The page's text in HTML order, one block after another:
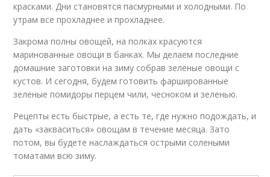
красками. Дни становятся пасмурными и холодными. По
утрам все прохладнее и прохладнее.
Закрома полны овощей, на полках красуются
маринованные овощи в банках. Мы делаем последние
домашние заготовки на зиму собрав зеленые овощи с
кустов. И сегодня, будем готовить фаршированные
зеленые помидоры перцем чили, чесноком и зеленью.
Рецепты есть быстрые, а есть те, где нужно подождать, и
дать «закваситься» овощам в течение месяца. Зато
потом, вы будете наслаждаться острыми солеными
томатами всю зиму.